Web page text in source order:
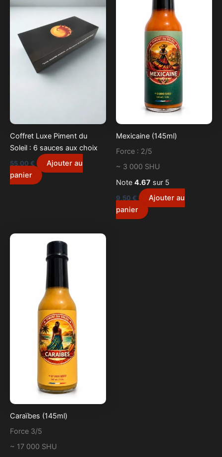
Coffret Luxe Piment du
Soleil : 6 sauces aux choix
55,00 €
Ajouter au
panier
Mexicaine (145ml)
Force : 2/5
~ 3 000 SHU
Note 4.67 sur 5
9,50 €
Ajouter au
panier
Caraïbes (145ml)
Force 3/5
~ 17 000 SHU